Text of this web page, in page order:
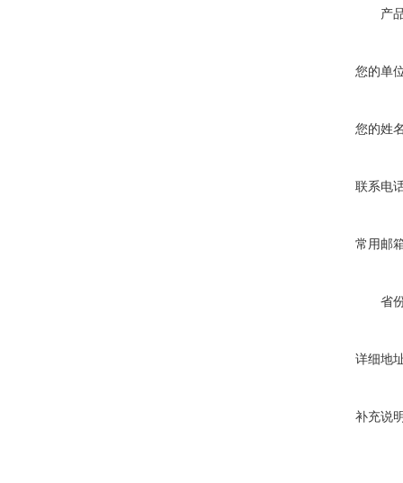
产
您的单
您的姓
联系电
常用邮
省
详细地
补充说